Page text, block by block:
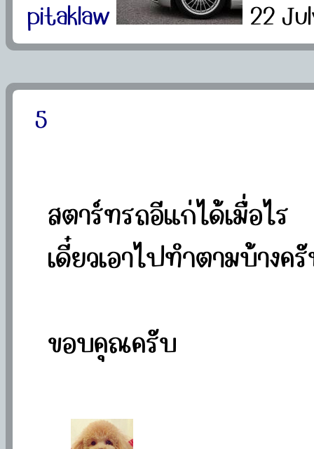
pitaklaw 22
5
สตาร์ทรถอีแก่ได้เมื่อไร
เดี๋ยวเอาไปทำตามบ้างค
ขอบคุณครับ